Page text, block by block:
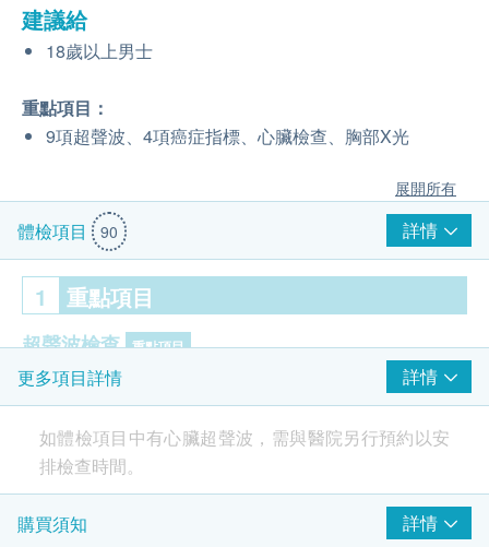
建議給
18歲以上男士
重點項目：
9項超聲波、4項癌症指標、心臟檢查、胸部X光
展開所有
體檢項目 90 詳情
1 重點項目
超聲波檢查 重點項目
甲狀腺超聲波
脾臟超聲波
胰臟超聲波
肝臟超聲波
輸尿管超聲波
更多項目詳情 詳情
如體檢項目中有心臟超聲波，需與醫院另行預約以安
排檢查時間。
體檢流程：
購買須知 詳情